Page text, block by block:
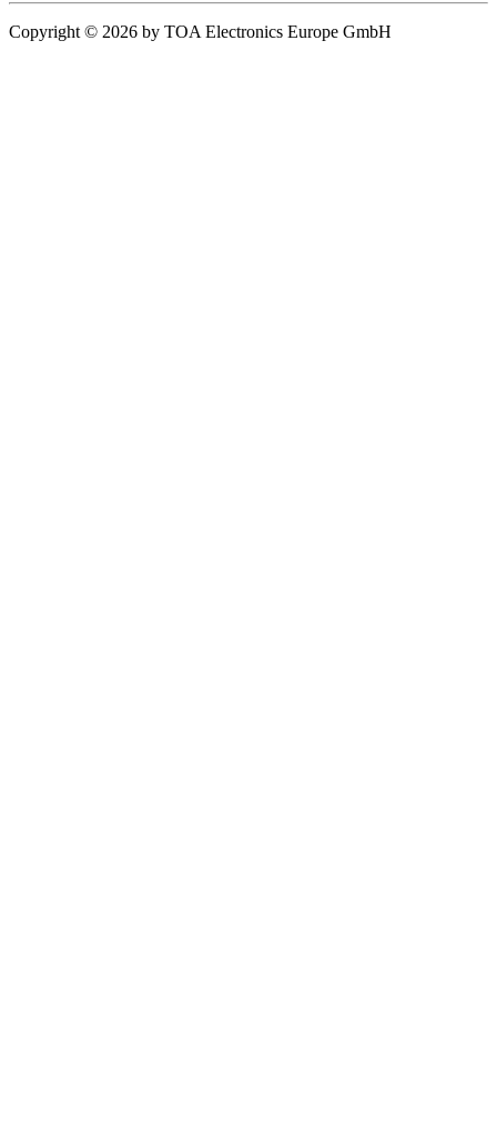
Copyright © 2026 by TOA Electronics Europe GmbH